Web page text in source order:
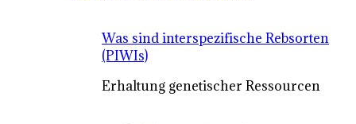
Was sind interspezifische Rebsorten
(PIWIs)
Erhaltung genetischer Ressourcen